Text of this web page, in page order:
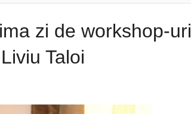
zi de workshop-uri
Taloi